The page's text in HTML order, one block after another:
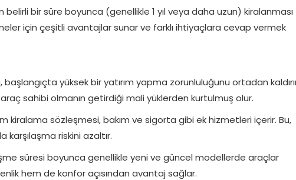
bir süre boyunca (genellikle 1 yıl veya daha uzun) kiralanması
için çeşitli avantajlar sunar ve farklı ihtiyaçlara cevap vermek
yüksek bir yatırım yapma zorunluluğunu ortadan
sahibi olmanın getirdiği mali yüklerden kurtulmuş olur.
kiralama sözleşmesi, bakım ve sigorta gibi ek hizmetleri içerir. Bu,
karşılaşma riskini azaltır.
süresi boyunca genellikle yeni ve güncel modellerde araçlar
hem de konfor açısından avantaj sağlar.